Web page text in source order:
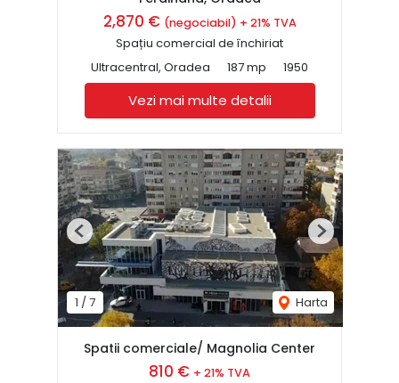
2,870 € (negociabil) + 21% TVA
Spațiu comercial de închiriat
Ultracentral, Oradea
187 mp 1950
Vezi mai multe detalii
1 /7 Harta
Previous Next
Spatii comerciale/ Magnolia Center
810 € + 21% TVA